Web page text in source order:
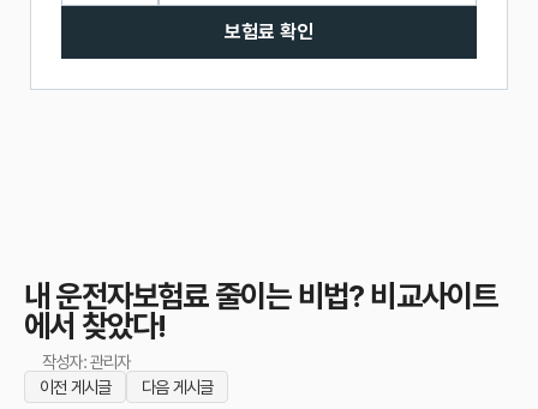
보험료 확인
내 운전자보험료 줄이는 비법? 비교사이트
에서 찾았다!
작성자: 관리자
이전 게시글
다음 게시글